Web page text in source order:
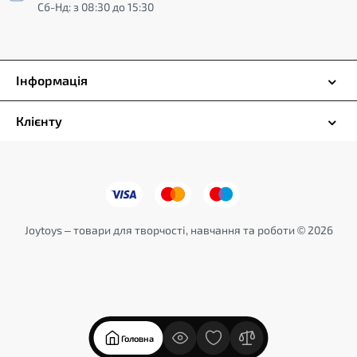
Головна
Сб-Нд: з 08:30 до 15:30
Інформація
Клієнту
Joytoys – товари для творчості, навчання та роботи © 2026